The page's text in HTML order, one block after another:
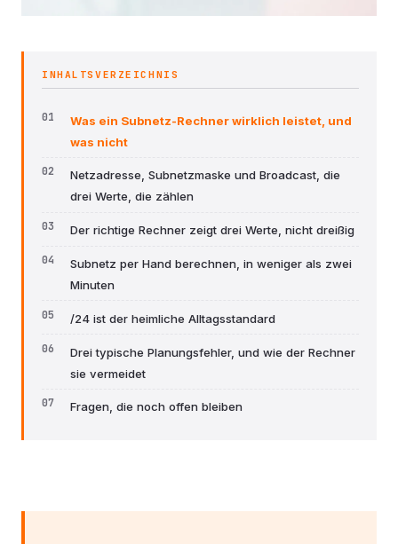
INHALTSVERZEICHNIS
Was ein Subnetz-Rechner wirklich leistet, und
was nicht
Netzadresse, Subnetzmaske und Broadcast, die
drei Werte, die zählen
Der richtige Rechner zeigt drei Werte, nicht dreißig
Subnetz per Hand berechnen, in weniger als zwei
Minuten
/24 ist der heimliche Alltagsstandard
Drei typische Planungsfehler, und wie der Rechner
sie vermeidet
Fragen, die noch offen bleiben